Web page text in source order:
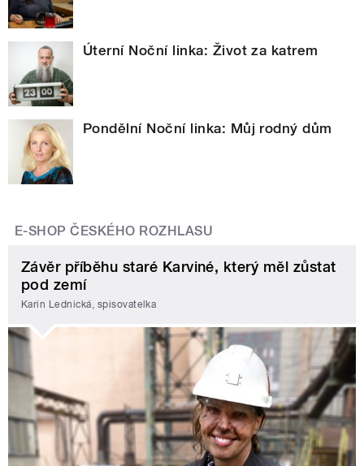
Úterní Noční linka: Život za katrem
Pondělní Noční linka: Můj rodný dům
E-SHOP ČESKÉHO ROZHLASU
Závěr příběhu staré Karviné, který měl zůstat
pod zemí
Karin Lednická, spisovatelka